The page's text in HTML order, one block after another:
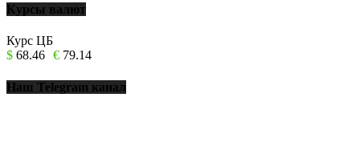
Курсы валют
Курс ЦБ
$ 68.46 € 79.14
Наш Telegram канал